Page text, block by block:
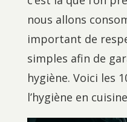
nous allons
important de
simples afin de
hygiène. Voici les
l’hygiène en